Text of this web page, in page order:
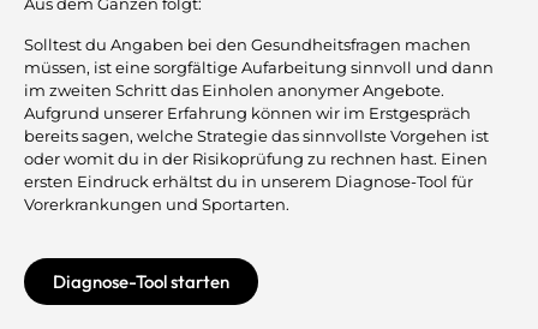
Aus dem Ganzen folgt:
Solltest du Angaben bei den Gesundheitsfragen machen
müssen, ist eine sorgfältige Aufarbeitung sinnvoll und dann
im zweiten Schritt das Einholen anonymer Angebote.
Aufgrund unserer Erfahrung können wir im Erstgespräch
bereits sagen, welche Strategie das sinnvollste Vorgehen ist
oder womit du in der Risikoprüfung zu rechnen hast. Einen
ersten Eindruck erhältst du in unserem Diagnose-Tool für
Vorerkrankungen und Sportarten.
Diagnose-Tool starten